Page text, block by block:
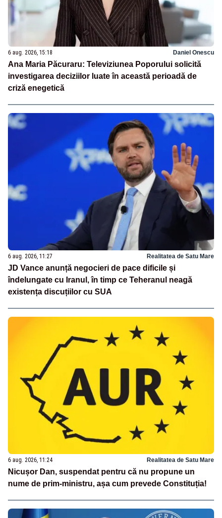
6 aug. 2026, 15:18 Daniel Onescu
Ana Maria Păcuraru: Televiziunea Poporului solicită
investigarea deciziilor luate în această perioadă de
criză enegetică
6 aug. 2026, 11:27 Realitatea de Satu Mare
JD Vance anunță negocieri de pace dificile și
îndelungate cu Iranul, în timp ce Teheranul neagă
existența discuțiilor cu SUA
6 aug. 2026, 11:24 Realitatea de Satu Mare
Nicușor Dan, suspendat pentru că nu propune un
nume de prim-ministru, așa cum prevede Constituția!